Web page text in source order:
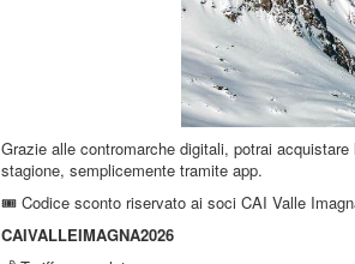
Grazie alle contromarche digitali, potrai
stagione, semplicemente tramite app.
🎟️ Codice sconto riservato ai soci CAI Valle
CAIVALLEIMAGNA2026